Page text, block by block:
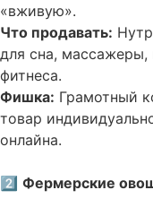
«вживую».
Что продавать:
для сна, массажеры,
фитнеса.
Фишка: Грамотный
товар
онлайна.
2️⃣ Фермерские